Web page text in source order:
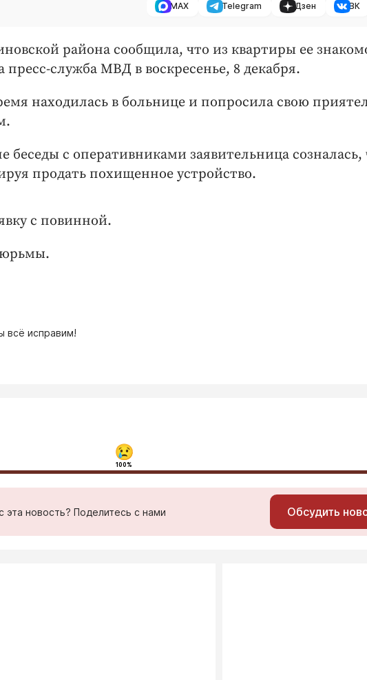
MAX Telegram Дзен ВК
района сообщила, что из квартиры ее
служба МВД в воскресенье, 8 декабря.
находилась в больнице и попросила свою
беседы с оперативниками заявительница созналась,
продать похищенное устройство.
с повинной.
всё исправим!
100%
эта новость? Поделитесь с нами Обсудить